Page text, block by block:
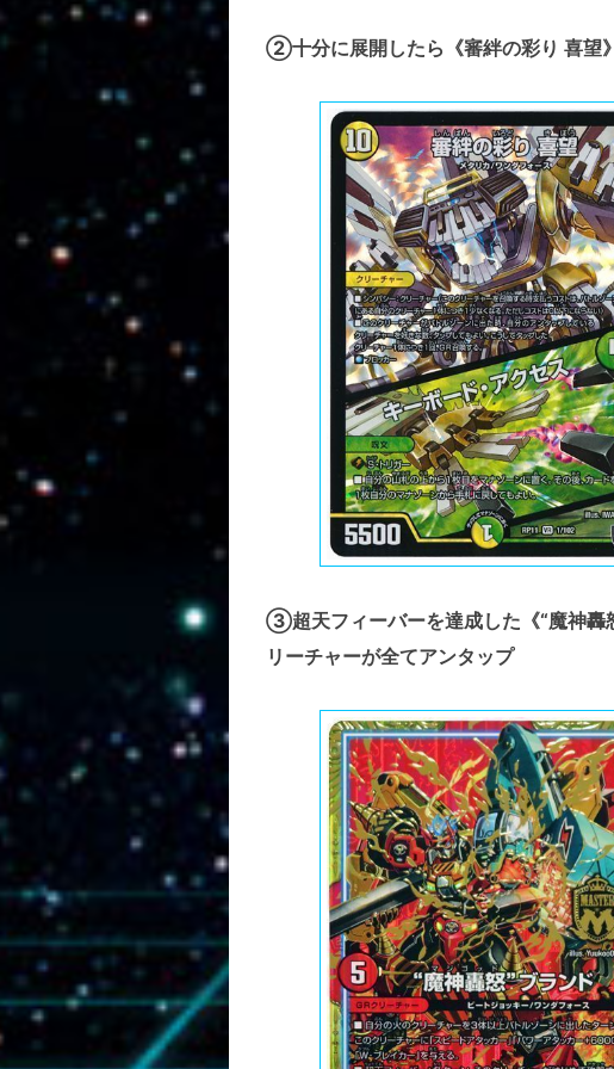
②十分に展開したら《審絆の彩り 喜望
③超天フィーバーを達成した《“魔神轟
リーチャーが全てアンタップ